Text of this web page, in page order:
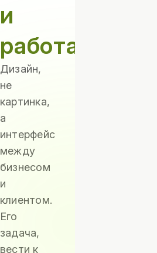
и
работает
Дизайн,
не
картинка,
а
интерфейс
между
бизнесом
и
клиентом.
Его
задача,
вести к